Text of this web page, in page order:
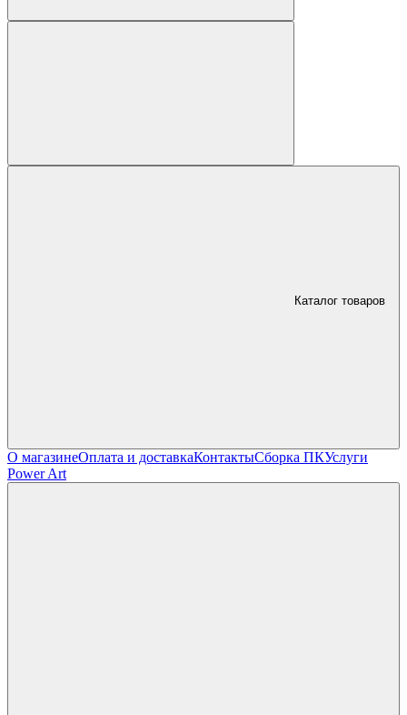
Каталог товаров
О магазинеОплата и доставкаКонтактыСборка ПКУслуги
Power Art